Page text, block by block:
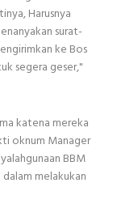
Harusnya
surat-
ke Bos
segera geser,"
katena mereka
oknum Manager
BBM
melakukan